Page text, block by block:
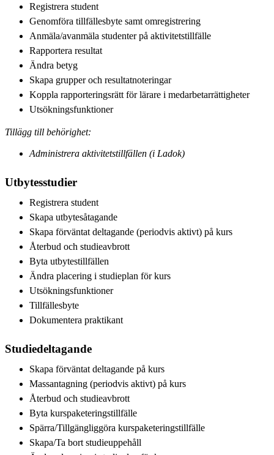
Registrera student
Genomföra tillfällesbyte samt omregistrering
Anmäla/avanmäla studenter på aktivitetstillfälle
Rapportera resultat
Ändra betyg
Skapa grupper och resultatnoteringar
Koppla rapporteringsrätt för lärare i medarbetarrättigheter
Utsökningsfunktioner
Tillägg till behörighet:
Administrera aktivitetstillfällen (i Ladok)
Utbytesstudier
Registrera student
Skapa utbytesåtagande
Skapa förväntat deltagande (periodvis aktivt) på kurs
Återbud och studieavbrott
Byta utbytestillfällen
Ändra placering i studieplan för kurs
Utsökningsfunktioner
Tillfällesbyte
Dokumentera praktikant
Studiedeltagande
Skapa förväntat deltagande på kurs
Massantagning (periodvis aktivt) på kurs
Återbud och studieavbrott
Byta kurspaketeringstillfälle
Spärra/Tillgängliggöra kurspaketeringstillfälle
Skapa/Ta bort studieuppehåll